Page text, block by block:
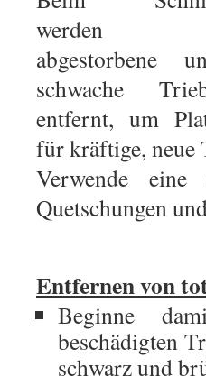
werden
abgestorbene
schwache
entfernt, um
für kräftige, neue
Verwende eine
Quetschungen
Entfernen von
Beginne
beschädigten
schwarz und